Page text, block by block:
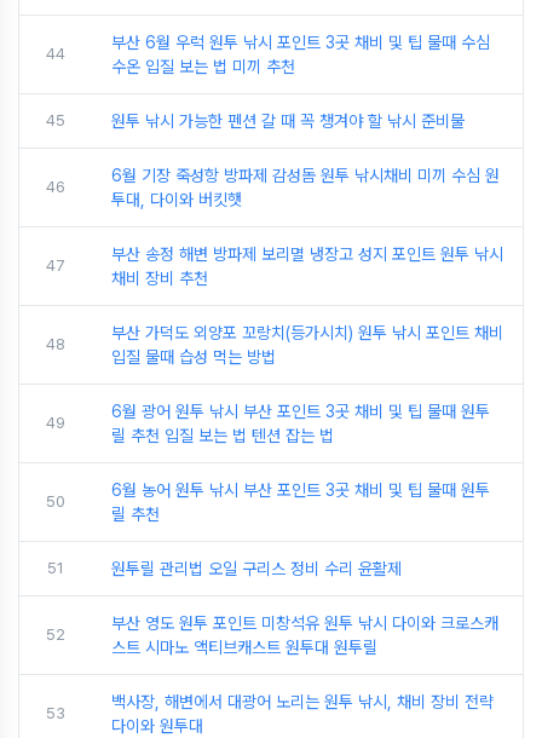
44
부산 6월 우럭 원투 낚시 포인트 3곳 채비 및 팁 물때 수심
수온 입질 보는 법 미끼 추천
45 원투 낚시 가능한 펜션 갈 때 꼭 챙겨야 할 낚시 준비물
46
6월 기장 죽성항 방파제 감성돔 원투 낚시채비 미끼 수심 원
투대, 다이와 버킷햇
47
부산 송정 해변 방파제 보리멸 냉장고 성지 포인트 원투 낚시
채비 장비 추천
48
부산 가덕도 외양포 꼬랑치(등가시치) 원투 낚시 포인트 채비
입질 물때 습성 먹는 방법
49
6월 광어 원투 낚시 부산 포인트 3곳 채비 및 팁 물때 원투
릴 추천 입질 보는 법 텐션 잡는 법
50
6월 농어 원투 낚시 부산 포인트 3곳 채비 및 팁 물때 원투
릴 추천
51 원투릴 관리법 오일 구리스 정비 수리 윤활제
52
부산 영도 원투 포인트 미창석유 원투 낚시 다이와 크로스캐
스트 시마노 액티브캐스트 원투대 원투릴
53
백사장, 해변에서 대광어 노리는 원투 낚시, 채비 장비 전략
다이와 원투대